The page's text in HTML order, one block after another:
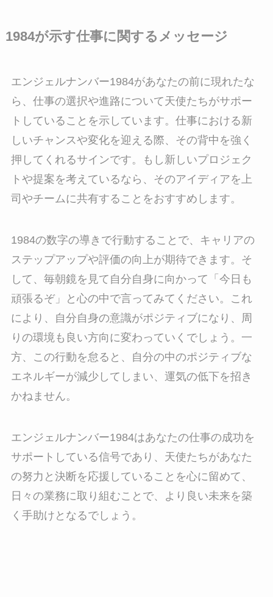
1984が示す仕事に関するメッセージ
エンジェルナンバー1984があなたの前に現れたな
ら、仕事の選択や進路について天使たちがサポー
トしていることを示しています。仕事における新
しいチャンスや変化を迎える際、その背中を強く
押してくれるサインです。もし新しいプロジェク
トや提案を考えているなら、そのアイディアを上
司やチームに共有することをおすすめします。
1984の数字の導きで行動することで、キャリアの
ステップアップや評価の向上が期待できます。そ
して、毎朝鏡を見て自分自身に向かって「今日も
頑張るぞ」と心の中で言ってみてください。これ
により、自分自身の意識がポジティブになり、周
りの環境も良い方向に変わっていくでしょう。一
方、この行動を怠ると、自分の中のポジティブな
エネルギーが減少してしまい、運気の低下を招き
かねません。
エンジェルナンバー1984はあなたの仕事の成功を
サポートしている信号であり、天使たちがあなた
の努力と決断を応援していることを心に留めて、
日々の業務に取り組むことで、より良い未来を築
く手助けとなるでしょう。